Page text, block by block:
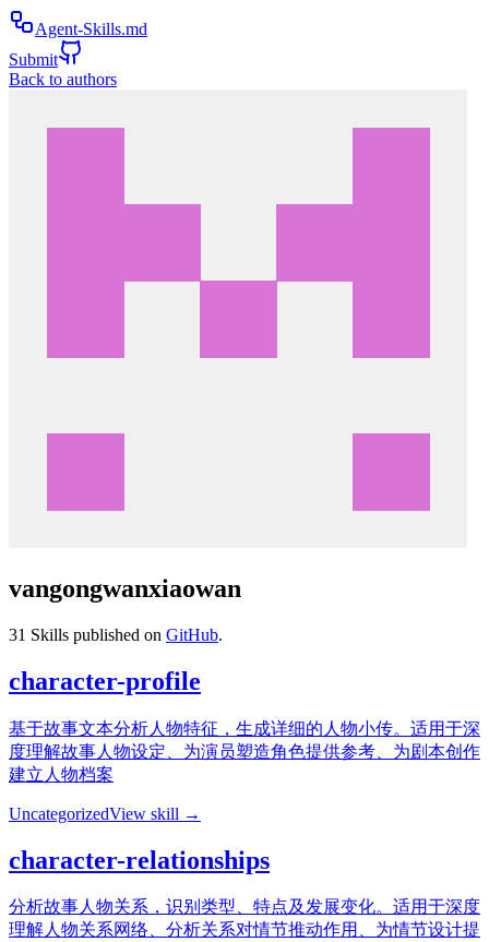
Agent-Skills.md
Submit
Back to authors
vangongwanxiaowan
31 Skills published on GitHub.
character-profile
基于故事文本分析人物特征，生成详细的人物小传。适用于深
度理解故事人物设定、为演员塑造角色提供参考、为剧本创作
建立人物档案
UncategorizedView skill →
character-relationships
分析故事人物关系，识别类型、特点及发展变化。适用于深度
理解人物关系网络、分析关系对情节推动作用、为情节设计提